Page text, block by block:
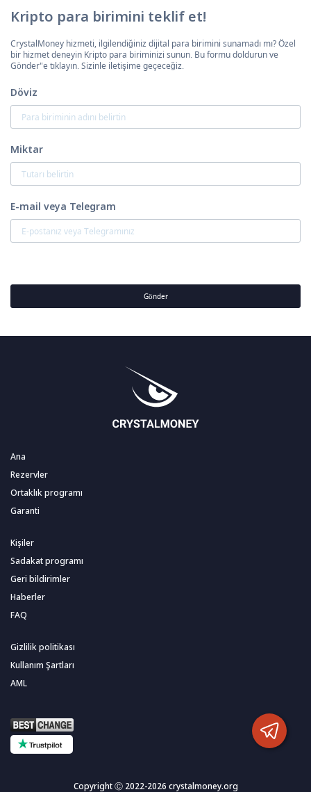
Kripto para birimini teklif et!
CrystalMoney hizmeti, ilgilendiğiniz dijital para birimini sunamadı mı? Özel
bir hizmet deneyin Kripto para biriminizi sunun. Bu formu doldurun ve
Gönder"e tıklayın. Sizinle iletişime geçeceğiz.
Döviz
Miktar
E-mail veya Telegram
Gönder
Ana
Rezervler
Ortaklık programı
Garanti
Kişiler
Sadakat programı
Geri bildirimler
Haberler
FAQ
Gizlilik politikası
Kullanım Şartları
AML
Copyright Ⓒ 2022-2026 crystalmoney.org